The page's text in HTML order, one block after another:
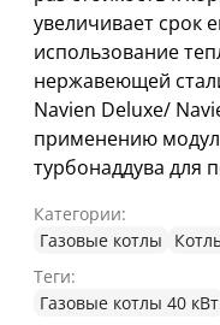
увеличивает срок
использование
нержавеющей
Navien Deluxe/
применению
турбонаддува для
Категории:
Газовые котлы
Теги:
Газовые котлы 40 кВт